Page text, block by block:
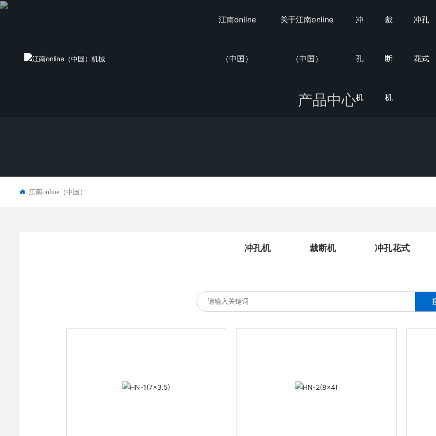
江南online
（中国）
关于江南online
（中国）
冲
孔
机
裁
断
机
冲孔
花式
产品中心
江南online（中国）
冲孔机 裁断机 冲孔花式